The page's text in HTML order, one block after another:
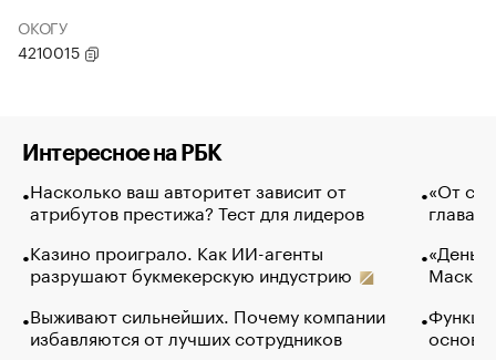
ОКОГУ
4210015
Интересное на РБК
Насколько ваш авторитет зависит от
атрибутов престижа? Тест для лидеров
Казино проиграло. Как ИИ-агенты
разрушают букмекерскую индустрию
Выживают сильнейших. Почему компании
избавляются от лучших сотрудников
«От
глава
Маск в
основ